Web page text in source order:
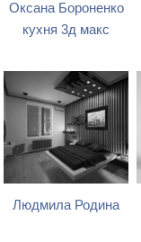
Оксана Бороненко
кухня 3д макс
Людмила Родина